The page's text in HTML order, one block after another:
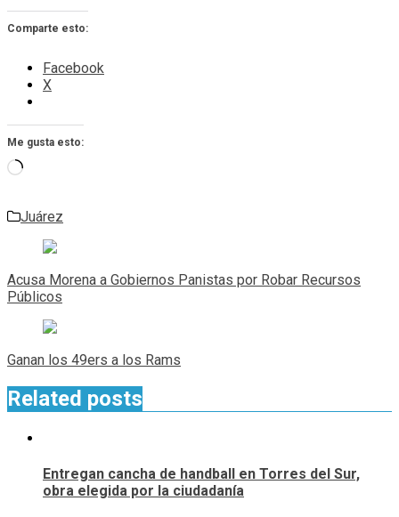
Comparte esto:
Facebook
X
Me gusta esto:
Cargando...
Juárez
Navegación
de
entradas
Acusa Morena a Gobiernos Panistas por Robar Recursos
Públicos
Ganan los 49ers a los Rams
Related posts
Entregan cancha de handball en Torres del Sur,
obra elegida por la ciudadanía